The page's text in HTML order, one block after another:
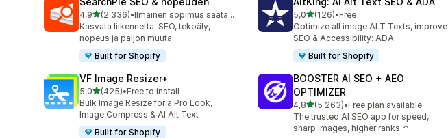
4,9/ 5 tähteä
(2 336)
2336 arvostelua yhteensä
•
Ilmainen sopimus saatavilla
Kasvata liikennettä: SEO, tekoäly,
nopeus ja paljon muuta
Built for Shopify
5,0/ 5 tähteä
(126)
126 arvostelua yhteensä
•Free
Optimize all image ALT Texts, improve
SEO & Accessibility: ADA
Built for Shopify
VF Image Resizer+
5,0/ 5 tähteä
(425)
425 arvostelua yhteensä
•Free to install
Bulk Image Resize for a Pro Look,
Image Compress & AI Alt Text
Built for Shopify
BOOSTER AI SEO + AEO
OPTIMIZER
4,8/ 5 tähteä
(5 263)
5263 arvostelua yhteensä
•Free plan available
The trusted AI SEO app for speed,
sharp images, higher ranks ↑